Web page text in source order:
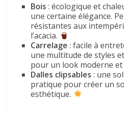
Bois : écologique et
une certaine élégance.
résistantes aux
l’acacia.
Carrelage : facile à
une multitude de styles
pour un look moderne et
Dalles clipsables : une
pratique pour créer un
esthétique.